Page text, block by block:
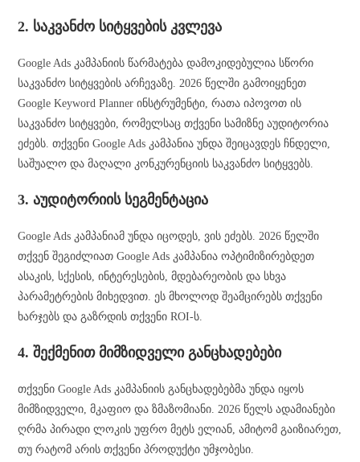
2. საკვანძო სიტყვების კვლევა
Google Ads კამპანიის წარმატება დამოკიდებულია სწორი
საკვანძო სიტყვების არჩევაზე. 2026 წელში გამოიყენეთ
Google Keyword Planner ინსტრუმენტი, რათა იპოვოთ ის
საკვანძო სიტყვები, რომელსაც თქვენი სამიზნე აუდიტორია
ეძებს. თქვენი Google Ads კამპანია უნდა შეიცავდეს ჩნდელი,
საშუალო და მაღალი კონკურენციის საკვანძო სიტყვებს.
3. აუდიტორიის სეგმენტაცია
Google Ads კამპანიამ უნდა იცოდეს, ვის ეძებს. 2026 წელში
თქვენ შეგიძლიათ Google Ads კამპანია ოპტიმიზირებდეთ
ასაკის, სქესის, ინტერესების, მდებარეობის და სხვა
პარამეტრების მიხედვით. ეს მხოლოდ შეამცირებს თქვენი
ხარჯებს და გაზრდის თქვენი ROI-ს.
4. შექმენით მიმზიდველი განცხადებები
თქვენი Google Ads კამპანიის განცხადებებმა უნდა იყოს
მიმზიდველი, მკაფიო და ზმაზომიანი. 2026 წელს ადამიანები
ღრმა პირადი ლოკის უფრო მეტს ელიან, ამიტომ გაიზიარეთ,
თუ რატომ არის თქვენი პროდუქტი უმჯობესი.